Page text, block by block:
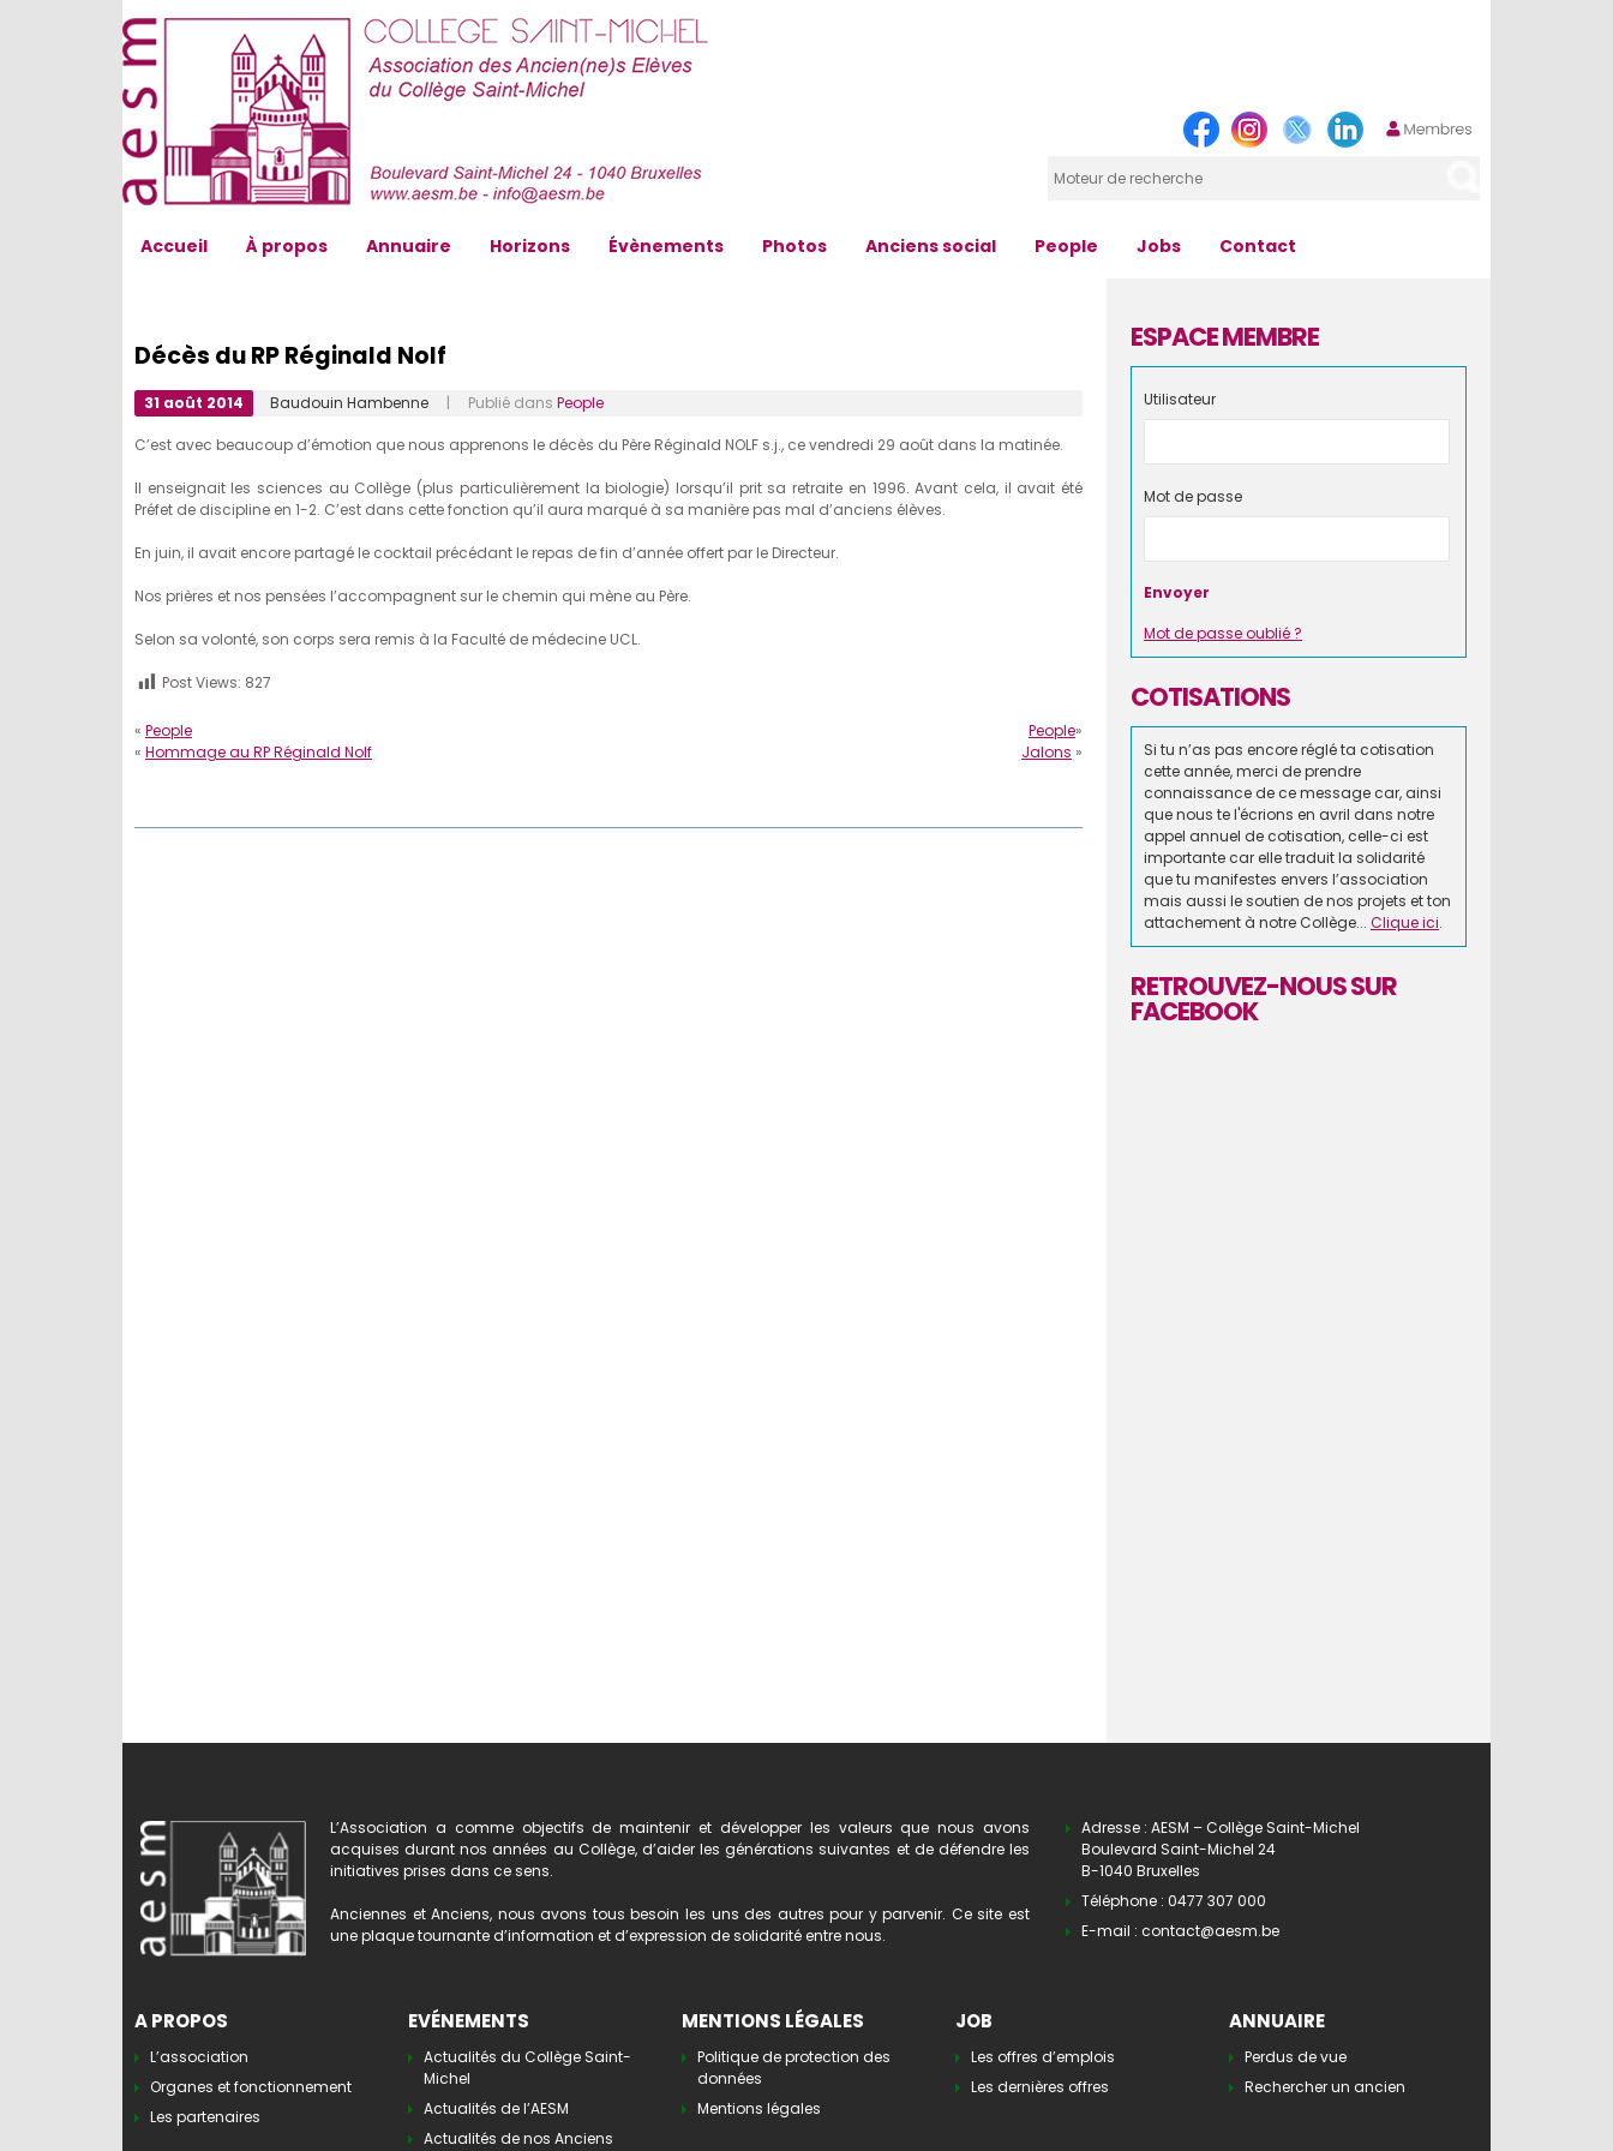
Accueil À propos Annuaire Horizons Évènements Photos Anciens social People Jobs Contact
Décès du RP Réginald Nolf
31 août 2014 Baudouin Hambenne | Publié dans People
C’est avec beaucoup d’émotion que nous apprenons le décès du Père Réginald NOLF s.j., ce vendredi 29 août dans la matinée.
Il enseignait les sciences au Collège (plus particulièrement la biologie) lorsqu’il prit sa retraite en 1996. Avant cela, il avait été
Préfet de discipline en 1-2. C’est dans cette fonction qu’il aura marqué à sa manière pas mal d’anciens élèves.
En juin, il avait encore partagé le cocktail précédant le repas de fin d’année offert par le Directeur.
Nos prières et nos pensées l’accompagnent sur le chemin qui mène au Père.
Selon sa volonté, son corps sera remis à la Faculté de médecine UCL.
Post Views: 827
« People
« Hommage au RP Réginald Nolf
People»
Jalons »
ESPACE MEMBRE
Utilisateur
Mot de passe
Mot de passe oublié ?
COTISATIONS
Si tu n’as pas encore réglé ta cotisation
cette année, merci de prendre
connaissance de ce message car, ainsi
que nous te l'écrions en avril dans notre
appel annuel de cotisation, celle-ci est
importante car elle traduit la solidarité
que tu manifestes envers l’association
mais aussi le soutien de nos projets et ton
attachement à notre Collège... Clique ici.
RETROUVEZ-NOUS SUR
FACEBOOK
L’Association a comme objectifs de maintenir et développer les valeurs que nous avons
acquises durant nos années au Collège, d’aider les générations suivantes et de défendre les
initiatives prises dans ce sens.
Anciennes et Anciens, nous avons tous besoin les uns des autres pour y parvenir. Ce site est
une plaque tournante d’information et d’expression de solidarité entre nous.
Adresse : AESM – Collège Saint-Michel
Boulevard Saint-Michel 24
B-1040 Bruxelles
Téléphone : 0477 307 000
E-mail : contact@aesm.be
A PROPOS
L’association
Organes et fonctionnement
Les partenaires
EVÉNEMENTS
Actualités du Collège Saint-
Michel
Actualités de l’AESM
Actualités de nos Anciens
MENTIONS LÉGALES
Politique de protection des
données
Mentions légales
JOB
Les offres d’emplois
Les dernières offres
ANNUAIRE
Perdus de vue
Rechercher un ancien